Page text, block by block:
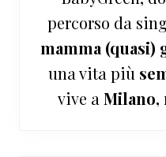
percorso da
mamma (quasi)
una vita più
vive a Milano,